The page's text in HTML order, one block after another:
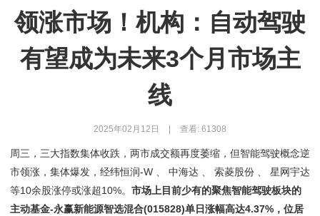
领涨市场！机构：自动驾驶
有望成为未来3个月市场主
线
2025年02月12日 查看: 61308
周三，三大指数集体收跌，两市成交额再度萎缩，但智能驾驶概念逆
市领涨，集体爆发，经纬恒润-W 、 中海达 、 索菱股份 、 星网宇达
等10余股涨停或涨超10%。 市场上目前少有的聚焦智能驾驶板块的
主动基金-永赢新能源智选混合(015828)单日涨幅高达4.37%，位居